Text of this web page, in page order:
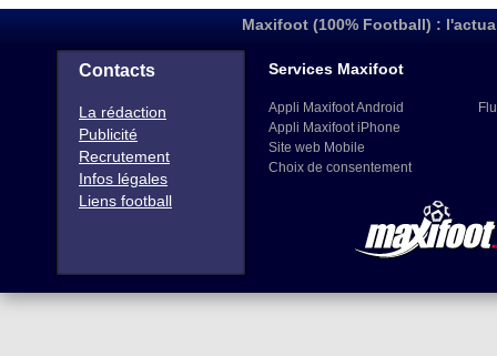
Maxifoot (100% Football) :
Contacts
La rédaction
Publicité
Recrutement
Infos légales
Liens football
Services Maxifoot
Appli Maxifoot Android
Appli Maxifoot iPhone
Site web Mobile
Choix de consentement